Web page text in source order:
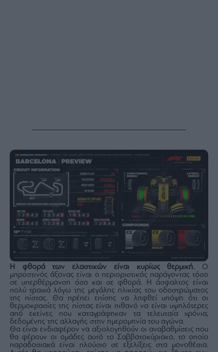
Η φθορά των ελαστικών είναι κυρίως θερμική. Ο
μπροστινός άξονας είναι ο περιοριστικός παράγοντας τόσο
σε υπερθέρμανση όσο και σε φθορά. Η άσφαλτος είναι
πολύ τραχιά λόγω της μεγάλης ηλικίας του οδοστρώματος
της πίστας. Θα πρέπει επίσης να ληφθεί υπόψη ότι οι
θερμοκρασίες της πίστας είναι πιθανό να είναι υψηλότερες
από εκείνες που καταγράφηκαν τα τελευταία χρόνια,
δεδομένης της αλλαγής στην ημερομηνία του αγώνα.
Θα είναι ενδιαφέρον να αξιολογηθούν οι αναβαθμίσεις που
θα φέρουν οι ομάδες αυτό το Σαββατοκύριακο, το οποίο
παραδοσιακά είναι πλούσιο σε εξελίξεις στα μονοθέσια.